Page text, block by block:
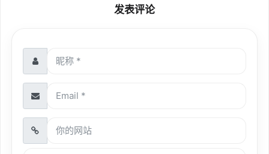
发表评论